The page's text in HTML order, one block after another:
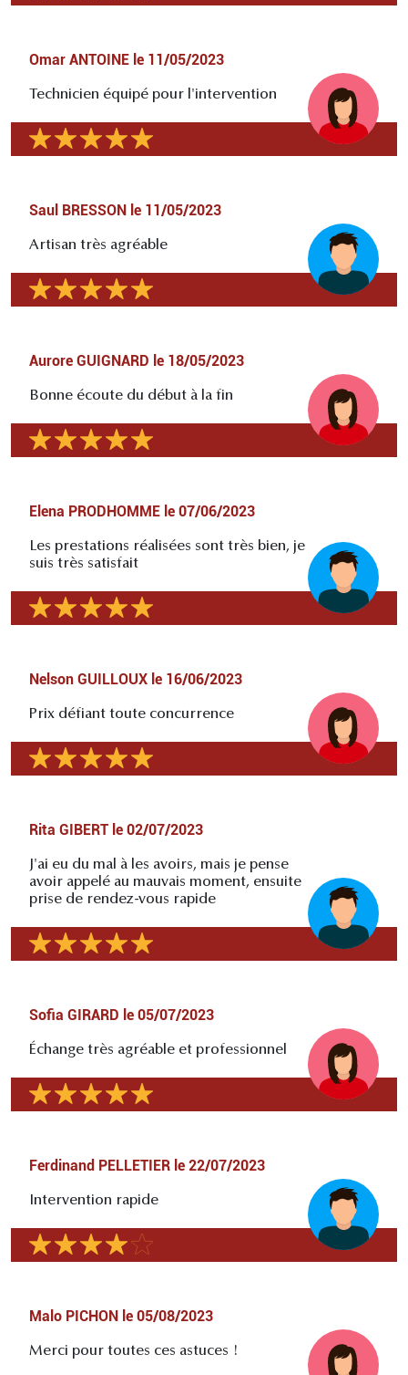
Omar ANTOINE le 11/05/2023
Technicien équipé pour l'intervention
Saul BRESSON le 11/05/2023
Artisan très agréable
Aurore GUIGNARD le 18/05/2023
Bonne écoute du début à la fin
Elena PRODHOMME le 07/06/2023
Les prestations réalisées sont très bien, je
suis très satisfait
Nelson GUILLOUX le 16/06/2023
Prix défiant toute concurrence
Rita GIBERT le 02/07/2023
J'ai eu du mal à les avoirs, mais je pense
avoir appelé au mauvais moment, ensuite
prise de rendez-vous rapide
Sofia GIRARD le 05/07/2023
Échange très agréable et professionnel
Ferdinand PELLETIER le 22/07/2023
Intervention rapide
Malo PICHON le 05/08/2023
Merci pour toutes ces astuces !